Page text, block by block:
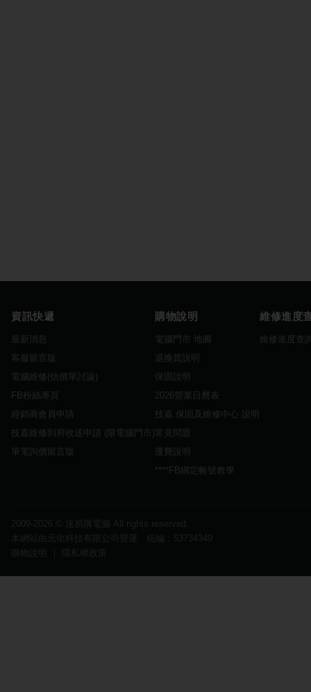
資訊快遞
最新消息
客服留言版
電腦維修(估價單討論)
FB粉絲專頁
經銷商會員申請
技嘉維修到府收送申請 (限電腦門市)
筆電詢價留言版
購物說明
電腦門市 地圖
退換貨說明
保固說明
2026營業日曆表
技嘉 保固及維修中心 說明
常見問題
運費說明
****FB綁定帳號教學
維修進度
維修進度查